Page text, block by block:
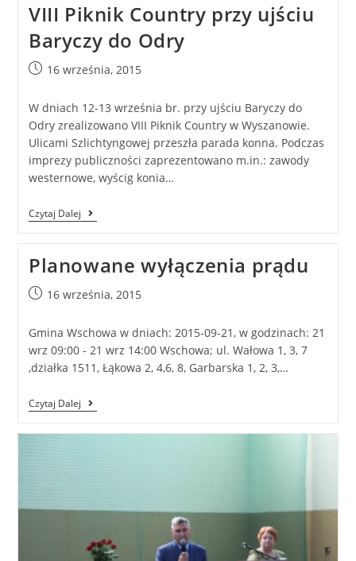
VIII Piknik Country przy ujściu
Baryczy do Odry
16 września, 2015
W dniach 12-13 września br. przy ujściu Baryczy do
Odry zrealizowano VIII Piknik Country w Wyszanowie.
Ulicami Szlichtyngowej przeszła parada konna. Podczas
imprezy publiczności zaprezentowano m.in.: zawody
westernowe, wyścig konia…
Czytaj Dalej
Planowane wyłączenia prądu
16 września, 2015
Gmina Wschowa w dniach: 2015-09-21, w godzinach: 21
wrz 09:00 - 21 wrz 14:00 Wschowa; ul. Wałowa 1, 3, 7
,działka 1511, Łąkowa 2, 4,6, 8, Garbarska 1, 2, 3,…
Czytaj Dalej